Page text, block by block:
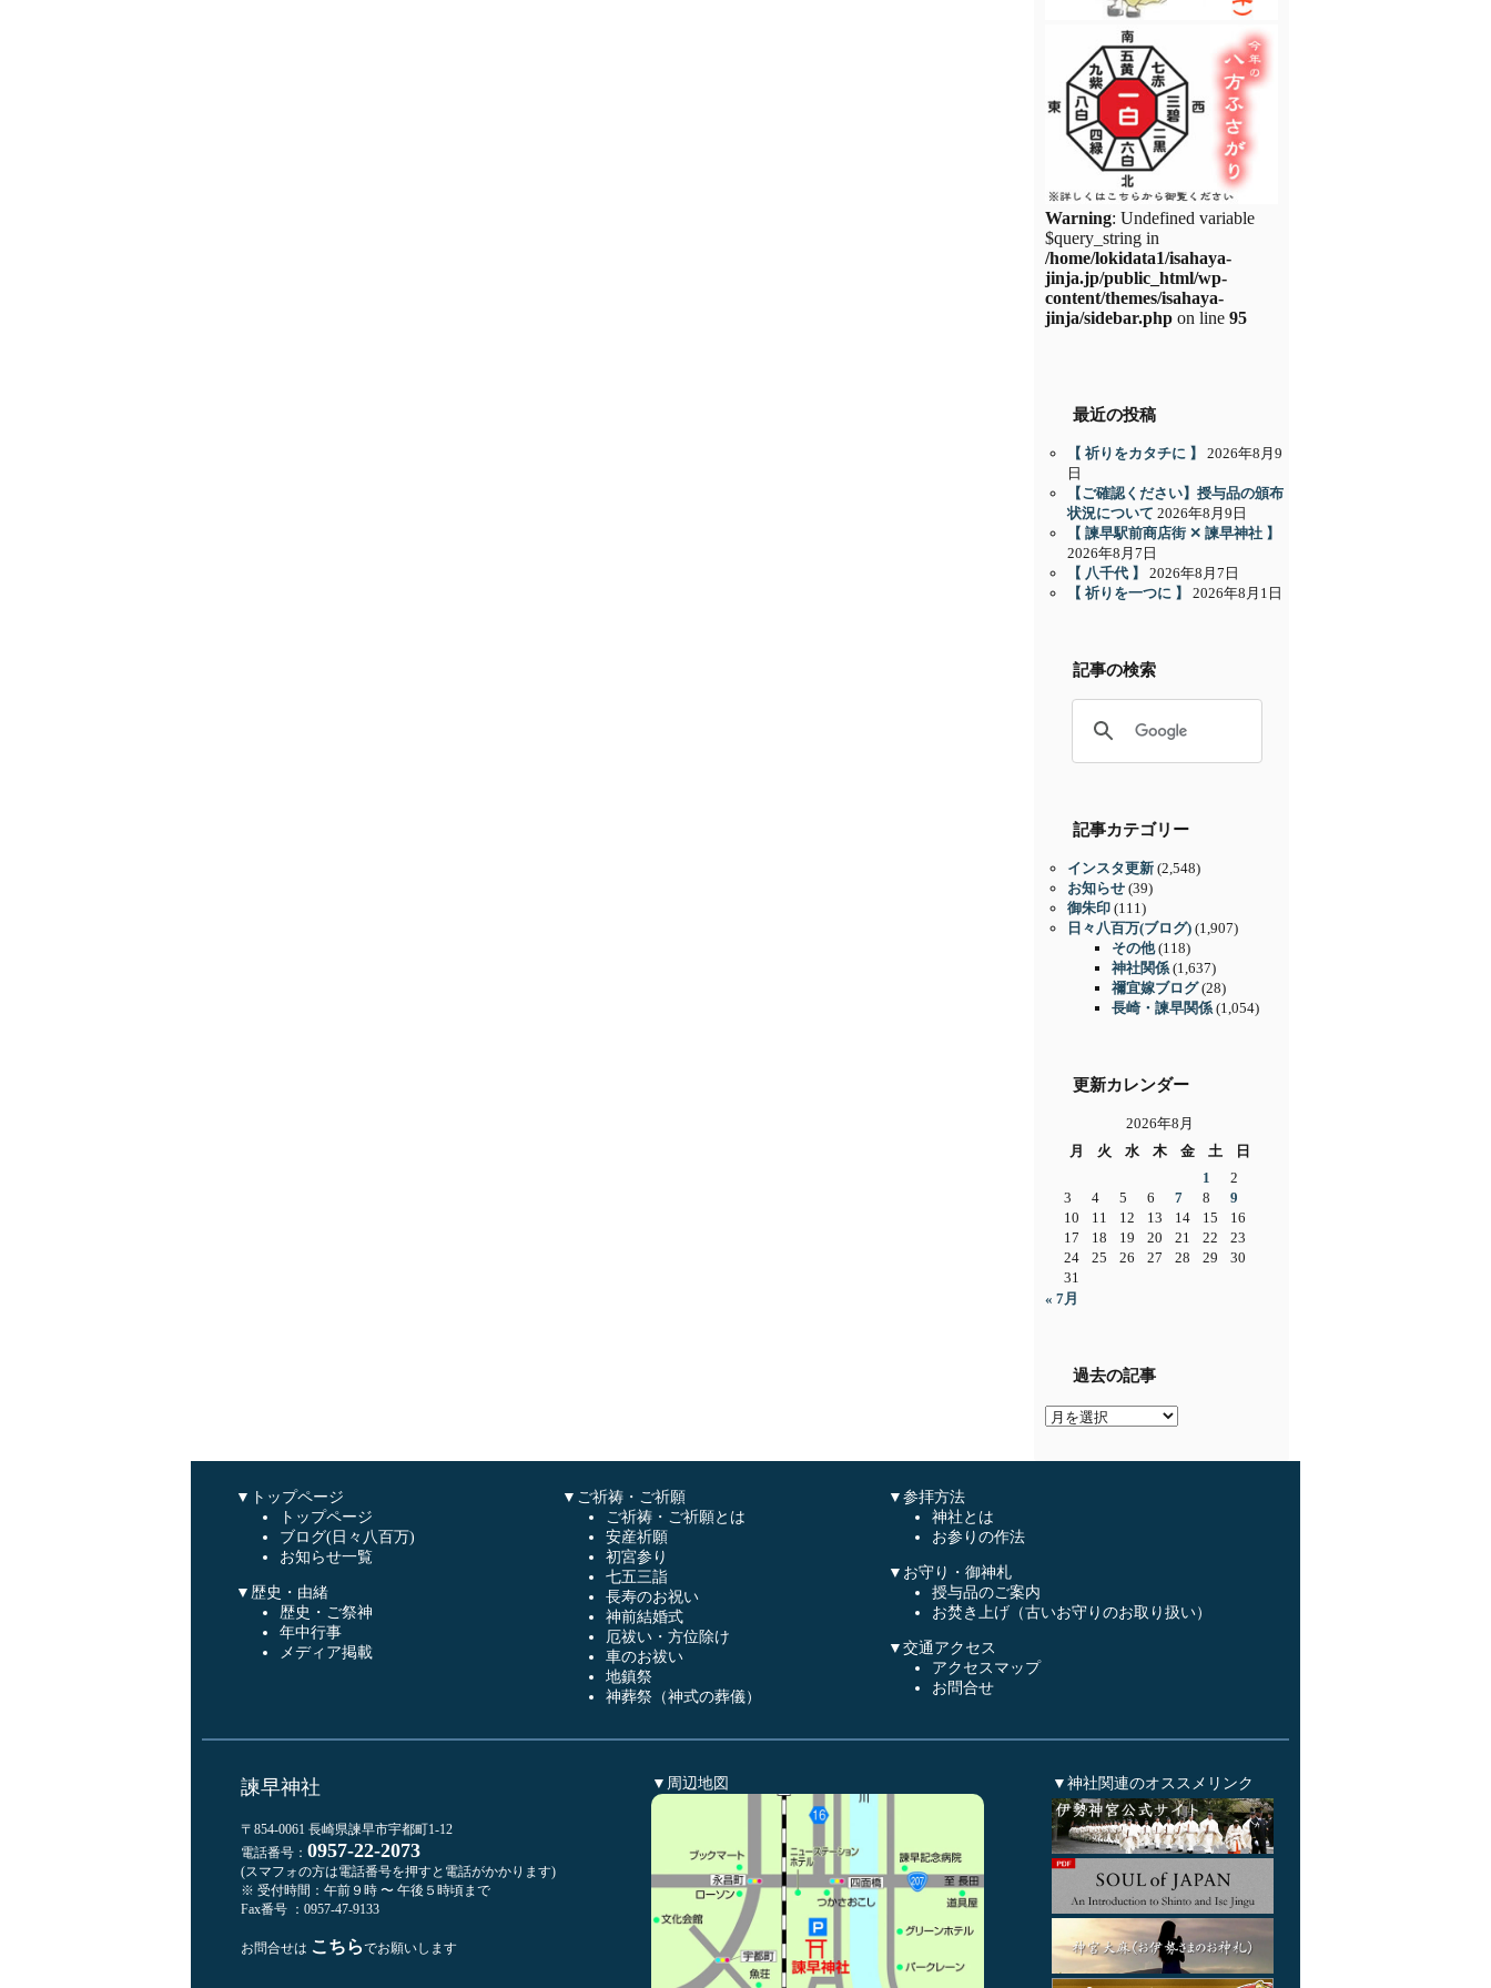
Warning: Undefined variable
$query_string in
/home/lokidata1/isahaya-
jinja.jp/public_html/wp-
content/themes/isahaya-
jinja/sidebar.php on line 95
最近の投稿
【 祈りをカタチに 】
2026年8月9
日
【ご確認ください】授与品の頒布
状況について 2026年8月9日
【 諫早駅前商店街 ✕ 諫早神社 】
2026年8月7日
【 八千代 】
2026年8月7日
【 祈りを一つに 】
2026年8月1日
記事の検索
記事カテゴリー
インスタ更新 (2,548)
お知らせ (39)
御朱印 (111)
日々八百万(ブログ) (1,907)
その他(118)
神社関係 (1,637)
禰宜嫁ブログ(28)
長崎・諫早関係 (1,054)
更新カレンダー
2026年8月
月
火 水 木 金 土
日
1
2
3
4 5 6 7 8
9
10
11 12 13 14 15
16
17
18 19 20 21 22
23
24
25 26 27 28 29
30
31
« 7月
過去の記事
過
▼トップページ
トップページ
ブログ(日々八百万)
お知らせ一覧
▼歴史・由緒
歴史・ご祭神
年中行事
メディア掲載
▼ご祈祷・ご祈願
ご祈祷・ご祈願とは
安産祈願
初宮参り
七五三詣
長寿のお祝い
神前結婚式
厄祓い・方位除け
車のお祓い
地鎮祭
神葬祭（神式の葬儀）
▼参拝方法
神社とは
お参りの作法
▼お守り・御神札
授与品のご案内
お焚き上げ（古いお守りのお取り扱い）
▼交通アクセス
アクセスマップ
お問合せ
諫早神社
〒854-0061 長崎県諫早市宇都町1-12
電話番号： 0957-22-2073
(スマフォの方は電話番号を押すと電話がかかります)
※ 受付時間：午前９時 〜 午後５時頃まで
Fax番号 ：0957-47-9133
お問合せは こちらでお願いします
▼周辺地図 ▼神社関連のオススメリンク